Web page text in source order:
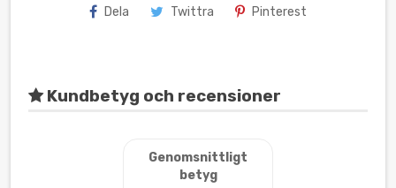
Dela Twittra Pinterest
Kundbetyg och recensioner
Genomsnittligt
betyg